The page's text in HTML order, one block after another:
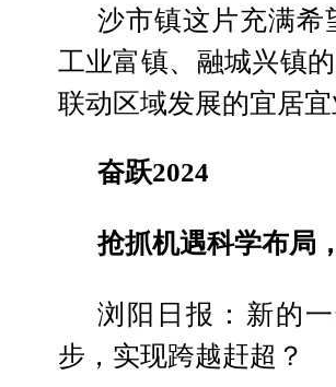
沙市镇这片充满希
工业富镇、融城兴镇
联动区域发展的宜居
奋跃2024
抢抓机遇科学布局
浏阳日报：新的
步，实现跨越赶超？